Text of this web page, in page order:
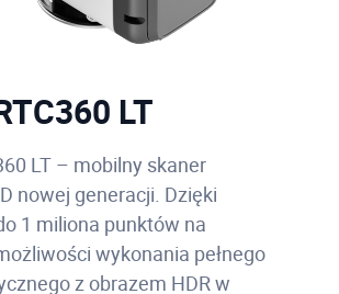
LT
LT – mobilny skaner
nowej generacji. Dzięki
1 miliona punktów na
wykonania pełnego
z obrazem HDR w